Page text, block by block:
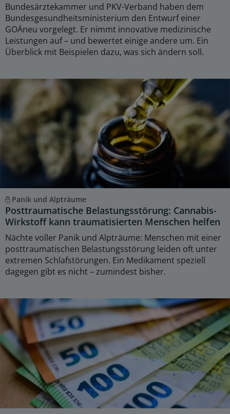
Bundesärztekammer und PKV-Verband haben dem
Bundesgesundheitsministerium den Entwurf einer
GOÄneu vorgelegt. Er nimmt innovative medizinische
Leistungen auf – und bewertet einige andere um. Ein
Überblick mit Beispielen dazu, was sich ändern soll.
Panik und Alpträume
Posttraumatische Belastungsstörung: Cannabis-
Wirkstoff kann traumatisierten Menschen helfen
Nächte voller Panik und Alpträume: Menschen mit einer
posttraumatischen Belastungsstörung leiden oft unter
extremen Schlafstörungen. Ein Medikament speziell
dagegen gibt es nicht – zumindest bisher.